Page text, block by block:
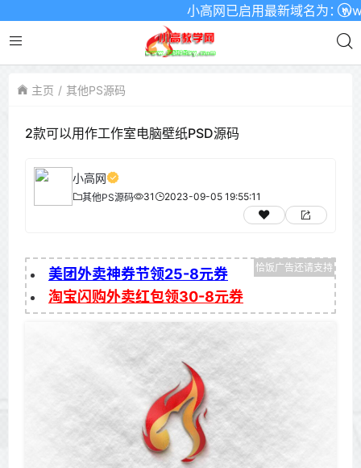
小高网已启用最新域名为：
主页 其他PS源码
2款可以用作工作室电脑壁纸PSD源码
小高网
其他PS源码 31 2023-09-05 19:55:11
美团外卖神券节领25-8元券
淘宝闪购外卖红包领30-8元券